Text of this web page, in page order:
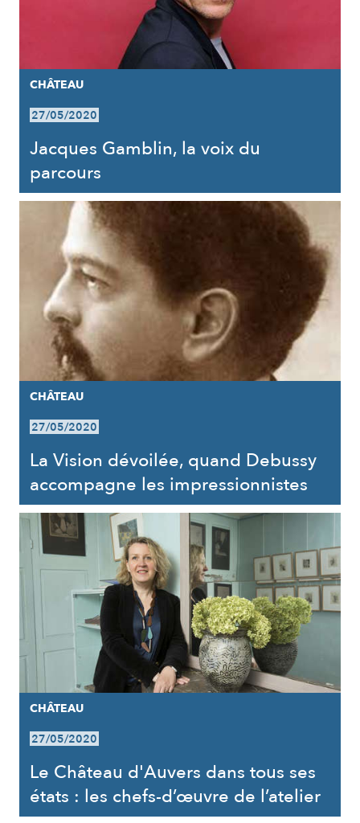
CHÂTEAU
27/05/2020
Jacques Gamblin, la voix du
parcours
CHÂTEAU
27/05/2020
La Vision dévoilée, quand Debussy
accompagne les impressionnistes
CHÂTEAU
27/05/2020
Le Château d'Auvers dans tous ses
états : les chefs-d’œuvre de l’atelier